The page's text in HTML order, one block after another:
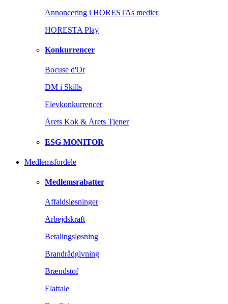
Annoncering i HORESTAs medier
HORESTA Play
Konkurrencer
Bocuse d'Or
DM i Skills
Elevkonkurrencer
Årets Kok & Årets Tjener
ESG MONITOR
Medlemsfordele
Medlemsrabatter
Affaldsløsninger
Arbejdskraft
Betalingsløsning
Brandrådgivning
Brændstof
Elaftale